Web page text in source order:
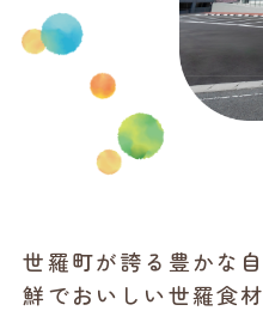
世羅町が誇る豊かな
鮮でおいしい世羅食